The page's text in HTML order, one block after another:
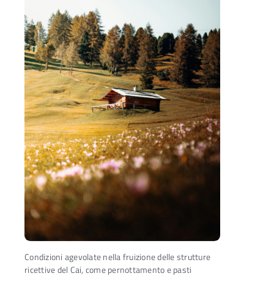
Condizioni agevolate nella fruizione delle strutture
ricettive del Cai, come pernottamento e pasti